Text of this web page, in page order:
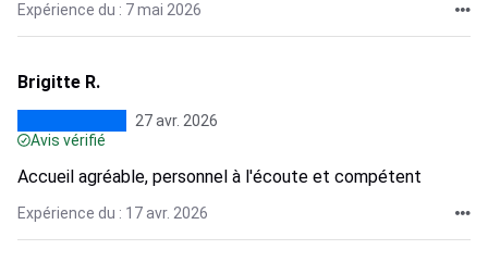
Expérience du : 7 mai 2026
Brigitte R.
27 avr. 2026
Avis vérifié
Accueil agréable, personnel à l'écoute et compétent
Expérience du : 17 avr. 2026